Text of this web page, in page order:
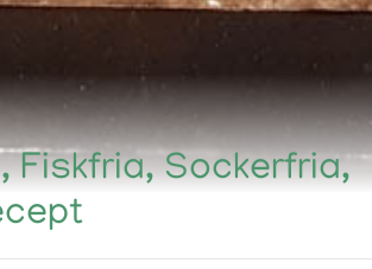
Fiskfria, Sockerfria,